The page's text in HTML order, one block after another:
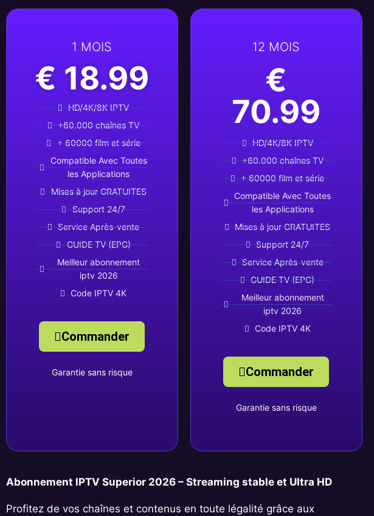
1 MOIS
€ 18.99
HD/4K/8K IPTV
+60.000 chaînes TV
+ 60000 film et série
Compatible Avec Toutes
les Applications
Mises à jour GRATUITES
Support 24/7
Service Après-vente
GUIDE TV (EPG)
Meilleur abonnement
iptv 2026
Code IPTV 4K
Commander
Garantie sans risque
12 MOIS
€
70.99
HD/4K/8K IPTV
+60.000 chaînes TV
+ 60000 film et série
Compatible Avec Toutes
les Applications
Mises à jour GRATUITES
Support 24/7
Service Après-vente
GUIDE TV (EPG)
Meilleur abonnement
iptv 2026
Code IPTV 4K
Commander
Garantie sans risque
Abonnement IPTV Superior 2026 – Streaming stable et Ultra HD
Profitez de vos chaînes et contenus en toute légalité grâce aux